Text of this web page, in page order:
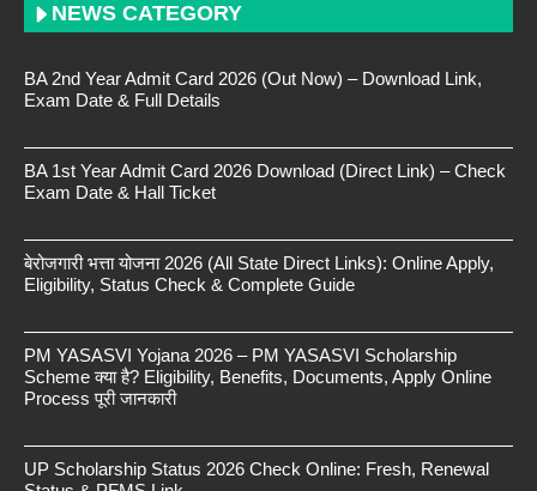
NEWS CATEGORY
BA 2nd Year Admit Card 2026 (Out Now) – Download Link,
Exam Date & Full Details
BA 1st Year Admit Card 2026 Download (Direct Link) – Check
Exam Date & Hall Ticket
बेरोजगारी भत्ता योजना 2026 (All State Direct Links): Online Apply,
Eligibility, Status Check & Complete Guide
PM YASASVI Yojana 2026 – PM YASASVI Scholarship
Scheme क्या है? Eligibility, Benefits, Documents, Apply Online
Process पूरी जानकारी
UP Scholarship Status 2026 Check Online: Fresh, Renewal